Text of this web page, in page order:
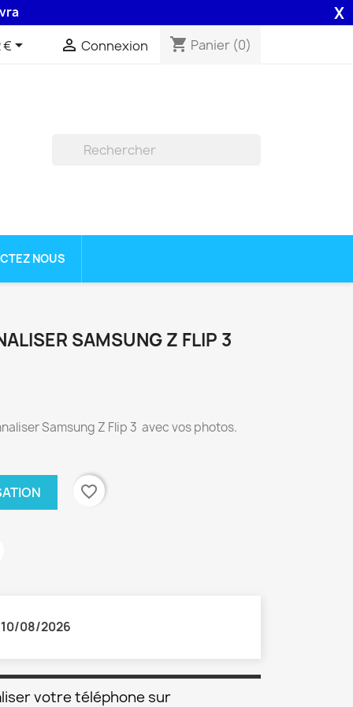
assurée par la Poste . X
€  Connexion shopping_cart Panier (0)
NOUS
SAMSUNG Z FLIP 3
Samsung Z Flip 3 avec vos photos.
favorite_border
10/08/2026
votre téléphone sur